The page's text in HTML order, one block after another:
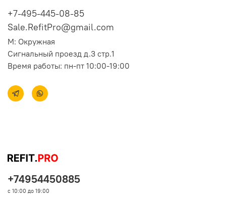
+7-495-445-08-85
Sale.RefitPro@gmail.com
М: Окружная
Сигнальный проезд д.3 стр.1
Время работы: пн-пт 10:00-19:00
+74954450885
с 10:00 до 19:00